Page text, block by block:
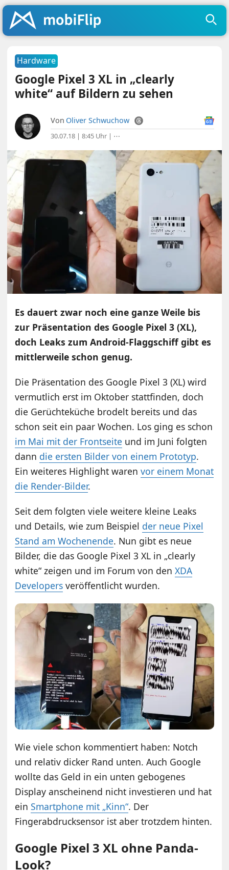
Hardware
Google Pixel 3 XL in „clearly
white“ auf Bildern zu sehen
Von Oliver Schwuchow
30.07.18 | 8:45 Uhr | ⋯
Es dauert zwar noch eine ganze Weile bis
zur Präsentation des Google Pixel 3 (XL),
doch Leaks zum Android-Flaggschiff gibt es
mittlerweile schon genug.
Die Präsentation des Google Pixel 3 (XL) wird
vermutlich erst im Oktober stattfinden, doch
die Gerüchteküche brodelt bereits und das
schon seit ein paar Wochen. Los ging es schon
im Mai mit der Frontseite und im Juni folgten
dann die ersten Bilder von einem Prototyp.
Ein weiteres Highlight warenvor einem Monat
die Render-Bilder.
Seit dem folgten viele weitere kleine Leaks
und Details, wie zum Beispiel der neue Pixel
Stand am Wochenende. Nun gibt es neue
Bilder, die das Google Pixel 3 XL in „clearly
white“ zeigen und im Forum von denXDA
Developers veröffentlicht wurden.
Wie viele schon kommentiert haben: Notch
und relativ dicker Rand unten. Auch Google
wollte das Geld in ein unten gebogenes
Display anscheinend nicht investieren und hat
einSmartphone mit „Kinn“. Der
Fingerabdrucksensor ist aber trotzdem hinten.
Google Pixel 3 XL ohne Panda-
Look?